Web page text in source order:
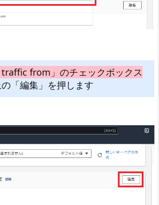
traffic from」のチェックボックス
「編集」を押します